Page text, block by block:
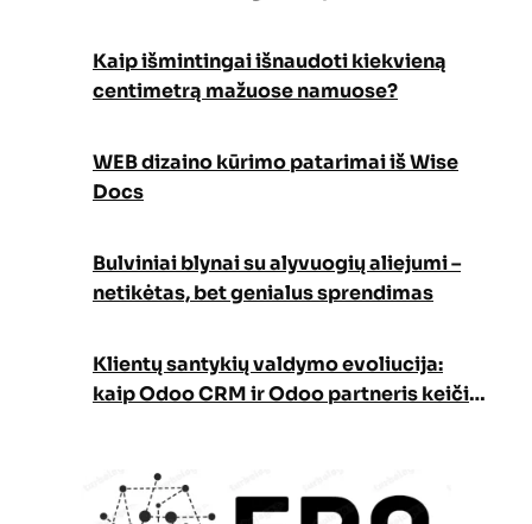
Kaip išmintingai išnaudoti kiekvieną
centimetrą mažuose namuose?
WEB dizaino kūrimo patarimai iš Wise
Docs
Bulviniai blynai su alyvuogių aliejumi –
netikėtas, bet genialus sprendimas
Klientų santykių valdymo evoliucija:
kaip Odoo CRM ir Odoo partneris keičia